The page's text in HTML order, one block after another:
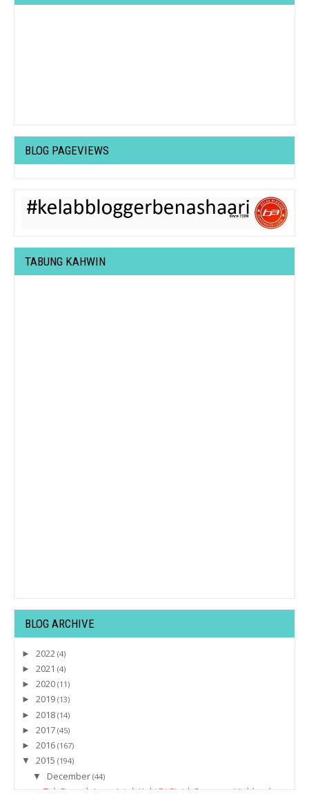
BLOG PAGEVIEWS
TABUNG KAHWIN
BLOG ARCHIVE
► 2022 (4)
► 2021 (4)
► 2020 (11)
► 2019 (13)
► 2018 (14)
► 2017 (45)
► 2016 (167)
▼ 2015 (194)
▼ December (44)
Tak Pernah Jemu Jejak Kaki Di Sini | Cameron Highland